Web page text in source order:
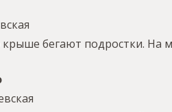
бегают подростки. На